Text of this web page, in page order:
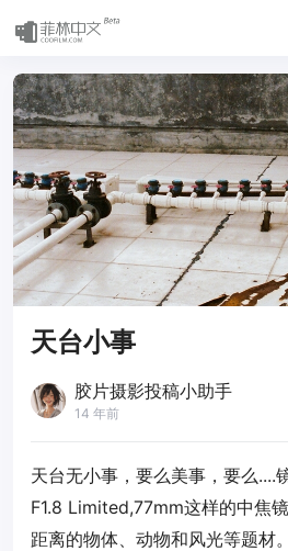
天台小事
胶片摄影投稿小助手
14 年前
天台无小事，要么美事，要么....
F1.8 Limited,77mm这样的中焦
距离的物体、动物和风光等题材